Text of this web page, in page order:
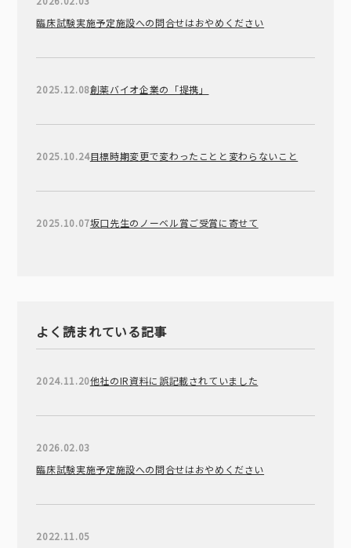
臨床試験実施予定施設への問合せはおやめください
2025.12.08創薬バイオ企業の「提携」
2025.10.24目標時期変更で変わったことと変わらないこと
2025.10.07坂口先生のノーベル賞ご受賞に寄せて
よく読まれている記事
2024.11.20他社のIR資料に誤記載されていました
2026.02.03
臨床試験実施予定施設への問合せはおやめください
2022.11.05